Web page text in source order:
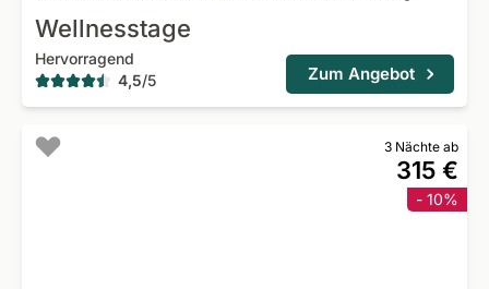
Wellnesstage
Hervorragend
4,5/5 Zum Angebot
3 Nächte ab
315 €
- 10%